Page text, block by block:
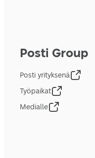
Posti Group
Posti yrityksenä
Työpaikat
Medialle